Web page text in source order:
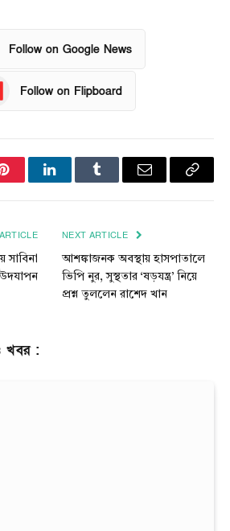
Follow on Google News
Follow on Flipboard
PinterestLinkedInTumblr Email
Copy
সাবিনা
উদযাপন
NEXT ARTICLE
আশঙ্কাজনক অবস্থায় হাসপাতালে
ভিপি নুর, সুস্থতার ‘ষড়যন্ত্র’ নিয়ে
প্রশ্ন তুললেন রাশেদ খান
খবর :